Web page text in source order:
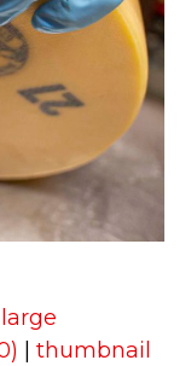
large
|thumbnail